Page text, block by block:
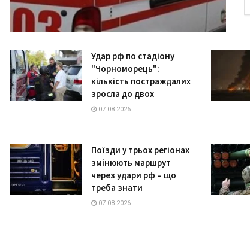
Удар рф по стадіону
"Чорноморець":
кількість постраждалих
зросла до двох
07.08.2026
Поїзди у трьох регіонах
змінюють маршрут
через удари рф – що
треба знати
07.08.2026